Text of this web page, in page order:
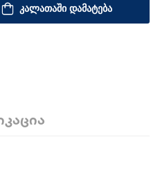
ᲙᲐᲚᲐᲗᲐᲨᲘ ᲓᲐᲛᲐᲢᲔᲑᲐ